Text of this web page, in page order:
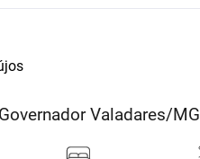
Valadares/MG